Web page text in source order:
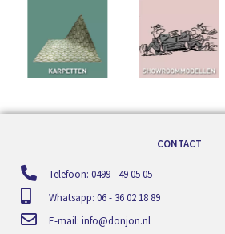
CONTACT
Telefoon: 0499 - 49 05 05
Whatsapp: 06 - 36 02 18 89
E-mail: info@donjon.nl